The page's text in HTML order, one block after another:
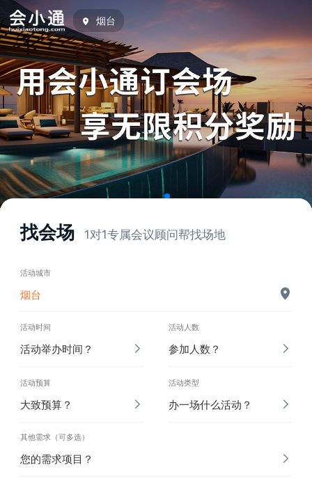
烟台
找会场 1对1专属会议顾问帮找场地
活动城市
烟台
活动时间
活动举办时间？
活动人数
参加人数？
活动预算
大致预算？
活动类型
办一场什么活动？
其他需求（可多选）
您的需求项目？